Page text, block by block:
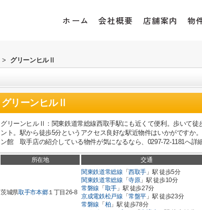
ホーム 会社概要 店舗案内 物
> グリーンヒルⅡ
グリーンヒルⅡ
グリーンヒルⅡ：関東鉄道常総線西取手駅にも近くて便利。歩いて徒
ント。駅から徒歩5分というアクセス良好な駅近物件はいかがですか
ン館 取手店の紹介している物件が気になるなら、0297-72-1181へ詳
所在地 交通
茨城県取手市本郷１丁目26-8
関東鉄道常総線 「西取手 」駅 徒歩5分
関東鉄道常総線 「寺原」駅 徒歩10分
常磐線 「 取手」駅 徒歩27分
京成電鉄松戸線 「常盤平 」駅 徒歩23分
常磐線 「 柏 」駅 徒歩78分